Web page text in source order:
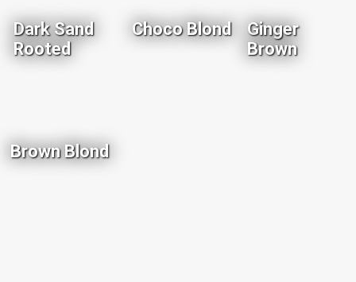
Dark Sand
Rooted
Choco Blond
Ginger
Brown
Brown Blond